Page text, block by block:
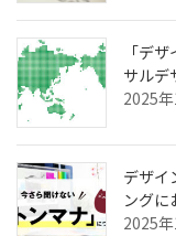
「デ
サルデ
2025
デザイ
ングに
2025